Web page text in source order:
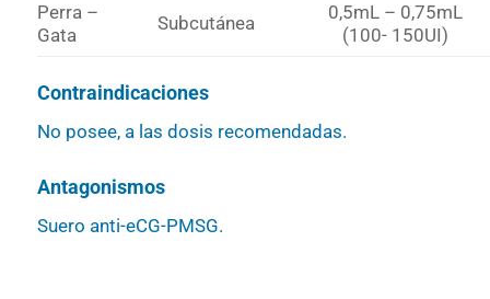
Perra –
Gata
Subcutánea
0,5mL – 0,75mL
(100- 150UI)
Contraindicaciones
No posee, a las dosis recomendadas.
Antagonismos
Suero anti-eCG-PMSG.